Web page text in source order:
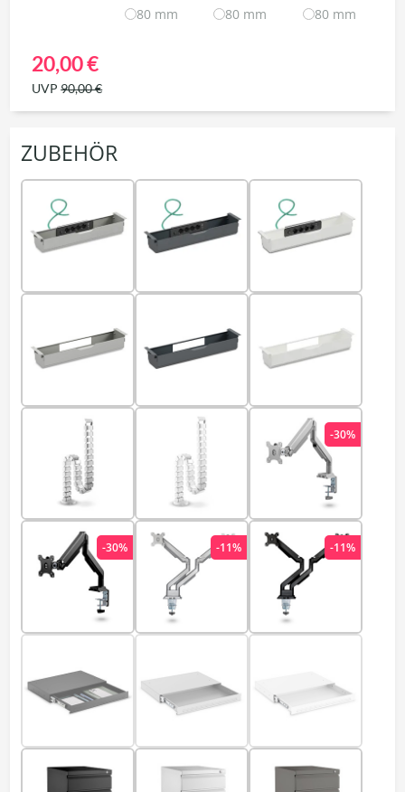
80 mm 80 mm 80 mm
20,00 €
UVP90,00 €
ZUBEHÖR
-30%
-30% -11% -11%